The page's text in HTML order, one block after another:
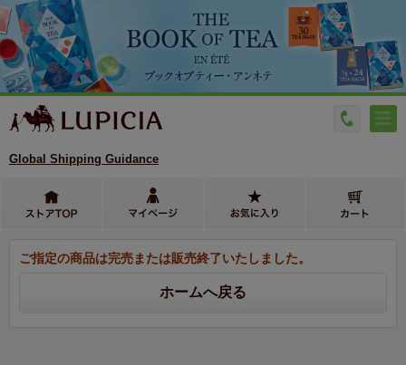
Global Shipping Guidance
ご指定の商品は完売または販売終了いたしました。